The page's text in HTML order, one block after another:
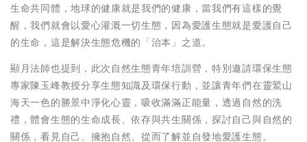
生命共同體，地球的健康就是我們的健康，當我們有這樣的覺
醒，我們就會以愛心灌溉一切生態，因為愛護生態就是愛護自己
的生命，這是解決生態危機的「治本」之道。
顯月法師也提到，此次自然生態青年培訓營，特別邀請環保生態
專家陳玉峰教授分享生態知識及環保行動，並讓青年們在靈鷲山
海天一色的勝景中淨化心靈，吸收滿滿正能量，透過自然的洗
禮，體會生態的生命成長、依存與共生關係，探討自己與自然的
關係，看見自己、擁抱自然、從而了解並自發地愛護生態。